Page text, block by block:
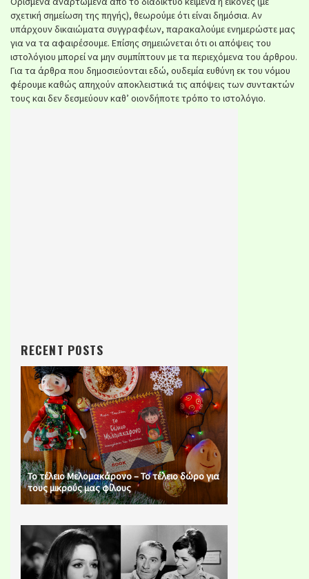
σχετική σημείωση της πηγής), θεωρούμε ότι είναι δημόσια. Αν
υπάρχουν δικαιώματα συγγραφέων, παρακαλούμε ενημερώστε μας
για να τα αφαιρέσουμε. Επίσης σημειώνεται ότι οι απόψεις του
ιστολόγιου μπορεί να μην συμπίπτουν με τα περιεχόμενα του άρθρου.
Για τα άρθρα που δημοσιεύονται εδώ, ουδεμία ευθύνη εκ του νόμου
φέρουμε καθώς απηχούν αποκλειστικά τις απόψεις των συντακτών
τους και δεν δεσμεύουν καθ’ οιονδήποτε τρόπο το ιστολόγιο.
RECENT POSTS
Το τέλειο Μελομακάρονο – Το τέλειο δώρο για
τους μικρούς μας φίλους